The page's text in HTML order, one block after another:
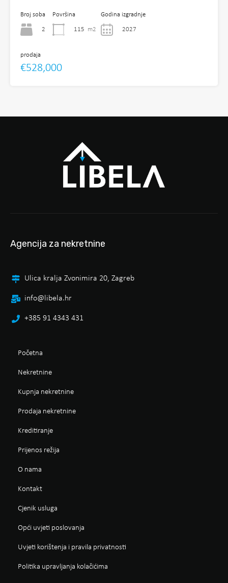
Broj soba
2
Površina
115 m2
Godina izgradnje
2027
prodaja
€528,000
Agencija za nekretnine
Ulica kralja Zvonimira 20, Zagreb
info@libela.hr
+385 91 4343 431
Početna
Nekretnine
Kupnja nekretnine
Prodaja nekretnine
Kreditiranje
Prijenos režija
O nama
Kontakt
Cjenik usluga
Opći uvjeti poslovanja
Uvjeti korištenja i pravila privatnosti
Politika upravljanja kolačićima